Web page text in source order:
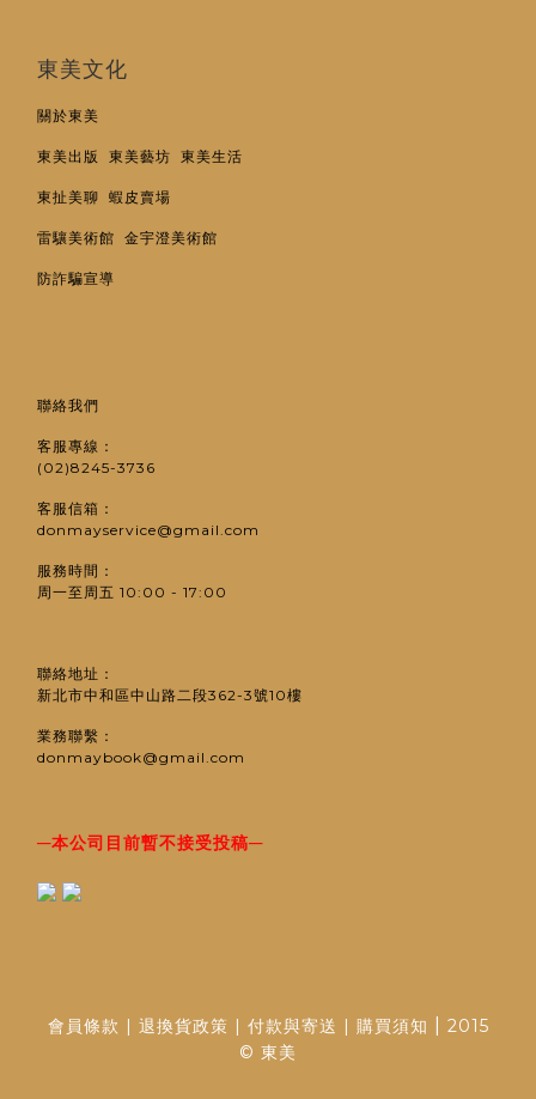
東美文化
關於東美
東美出版 東美藝坊 東美生活
東扯美聊 蝦皮賣場
雷驤美術館 金宇澄美術館
防詐騙宣導
聯絡我們
客服專線：
(02)8245-3736
客服信箱：
donmayservice@gmail.com
服務時間：
周一至周五 10:00 - 17:00
聯絡地址：
新北市中和區中山路二段362-3號10樓
業務聯繫：
donmaybook@gmail.com
─本公司目前暫不接受投稿─
會員條款 | 退換貨政策 | 付款與寄送 | 購買須知
2015
© 東美